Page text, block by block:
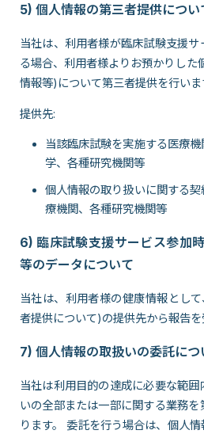
5) 個人情報の第三者提供につい
当社は、利用者様が臨床試験支援
る場合、利用者様よりお預かりした
情報等)について第三者提供を行いま
提供先:
当該臨床試験を実施する医療
学、各種研究機関等
個人情報の取り扱いに関する
療機関、各種研究機関等
6) 臨床試験支援サービス参加
等のデータについて
当社は、利用者様の健康情報とし
者提供について)の提供先から報告を
7) 個人情報の取扱いの委託につ
当社は利用目的の達成に必要な範
いの全部または一部に関する業務
ります。 委託を行う場合は、個人